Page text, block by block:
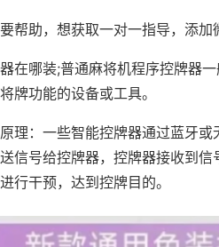
帮助，想获取一对一指导，添加
在哪装;普通麻将机程序控牌器
牌功能的设备或工具。
理：一些智能控牌器通过蓝牙
信号给控牌器，控牌器接收到
行干预，达到控牌目的。